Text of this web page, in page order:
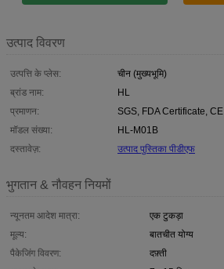
उत्पाद विवरण
उत्पत्ति के प्लेस:
चीन (मुख्यभूमि)
ब्रांड नाम:
HL
प्रमाणन:
SGS, FDA Certificate, CE
मॉडल संख्या:
HL-M01B
दस्तावेज़:
उत्पाद पुस्तिका पीडीएफ
भुगतान & नौवहन नियमों
न्यूनतम आदेश मात्रा:
एक टुकड़ा
मूल्य:
बातचीत योग्य
पैकेजिंग विवरण:
दफ़्ती